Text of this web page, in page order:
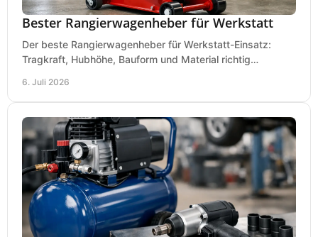
Bester Rangierwagenheber für Werkstatt
Der beste Rangierwagenheber für Werkstatt-Einsatz:
Tragkraft, Hubhöhe, Bauform und Material richtig
6. Juli 2026